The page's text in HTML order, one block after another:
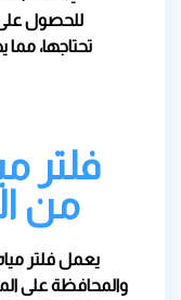
للحصول
تحتاجها، مما
فلتر
من
يعمل فلتر
والمحافظة على